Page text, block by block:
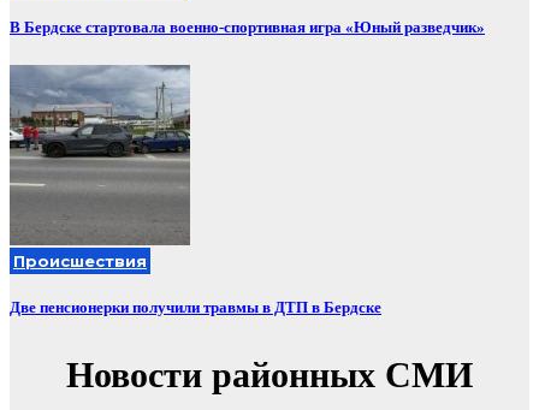
В Бердске стартовала военно-спортивная игра «Юный разведчик»
Происшествия
Две пенсионерки получили травмы в ДТП в Бердске